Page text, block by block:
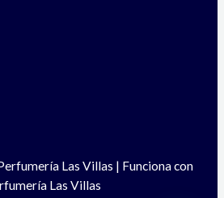
Las Villas | Funciona con
Las Villas